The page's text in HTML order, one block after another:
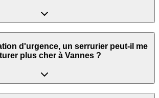
d'urgence, un serrurier peut‑il me
plus cher à Vannes ?